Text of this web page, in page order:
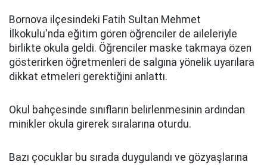
Bornova ilçesindeki Fatih Sultan Mehmet
İlkokulu'nda eğitim gören öğrenciler de aileleriyle
birlikte okula geldi. Öğrenciler maske takmaya özen
gösterirken öğretmenleri de salgına yönelik uyarılara
dikkat etmeleri gerektiğini anlattı.
Okul bahçesinde sınıfların belirlenmesinin ardından
minikler okula girerek sıralarına oturdu.
Bazı çocuklar bu sırada duygulandı ve gözyaşlarına